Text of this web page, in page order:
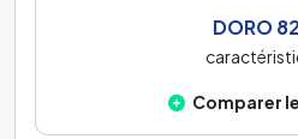
DORO
Comparer